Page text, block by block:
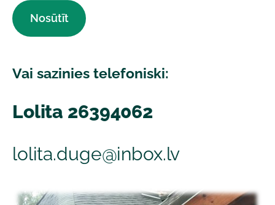
Vai sazinies telefoniski:
Lolita 26394062
lolita.duge@inbox.lv